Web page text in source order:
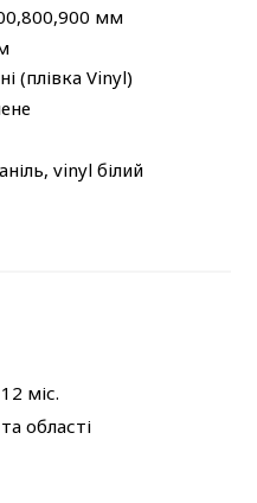
мм
(плівка Vinyl)
vinyl білий
міс.
області